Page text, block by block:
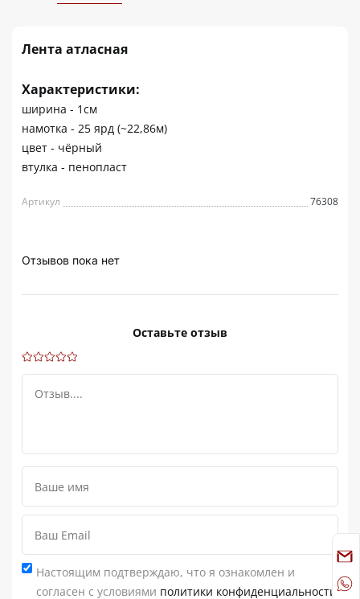
Лента атласная
Характеристики:
ширина - 1см
намотка - 25 ярд (~22,86м)
цвет - чёрный
втулка - пенопласт
Артикул 76308
Отзывов пока нет
Оставьте отзыв
Настоящим подтверждаю, что я ознакомлен и
согласен с условиями политики конфиденциальности